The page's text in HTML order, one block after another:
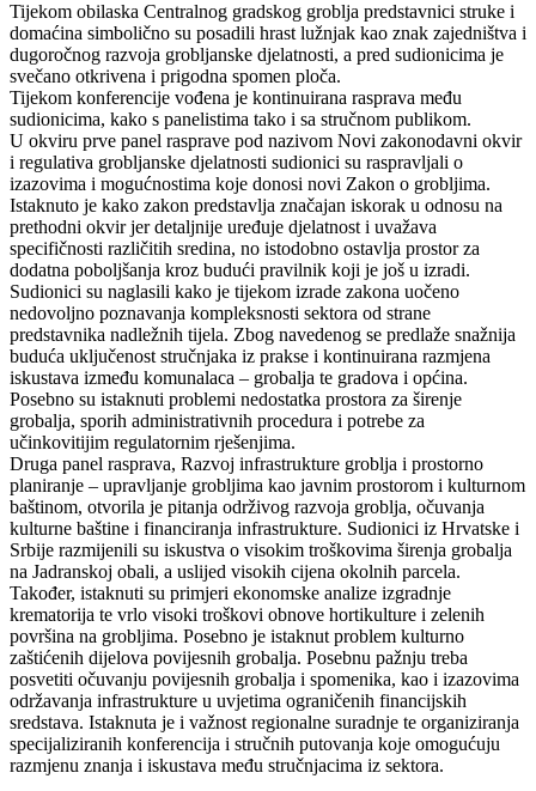
Tijekom obilaska Centralnog gradskog groblja predstavnici struke i
domaćina simbolično su posadili hrast lužnjak kao znak zajedništva i
dugoročnog razvoja grobljanske djelatnosti, a pred sudionicima je
svečano otkrivena i prigodna spomen ploča.
Tijekom konferencije vođena je kontinuirana rasprava među
sudionicima, kako s panelistima tako i sa stručnom publikom.
U okviru prve panel rasprave pod nazivom Novi zakonodavni okvir
i regulativa grobljanske djelatnosti sudionici su raspravljali o
izazovima i mogućnostima koje donosi novi Zakon o grobljima.
Istaknuto je kako zakon predstavlja značajan iskorak u odnosu na
prethodni okvir jer detaljnije uređuje djelatnost i uvažava
specifičnosti različitih sredina, no istodobno ostavlja prostor za
dodatna poboljšanja kroz budući pravilnik koji je još u izradi.
Sudionici su naglasili kako je tijekom izrade zakona uočeno
nedovoljno poznavanja kompleksnosti sektora od strane
predstavnika nadležnih tijela. Zbog navedenog se predlaže snažnija
buduća uključenost stručnjaka iz prakse i kontinuirana razmjena
iskustava između komunalaca – grobalja te gradova i općina.
Posebno su istaknuti problemi nedostatka prostora za širenje
grobalja, sporih administrativnih procedura i potrebe za
učinkovitijim regulatornim rješenjima.
Druga panel rasprava, Razvoj infrastrukture groblja i prostorno
planiranje – upravljanje grobljima kao javnim prostorom i kulturnom
baštinom, otvorila je pitanja održivog razvoja groblja, očuvanja
kulturne baštine i financiranja infrastrukture. Sudionici iz Hrvatske i
Srbije razmijenili su iskustva o visokim troškovima širenja grobalja
na Jadranskoj obali, a uslijed visokih cijena okolnih parcela.
Također, istaknuti su primjeri ekonomske analize izgradnje
krematorija te vrlo visoki troškovi obnove hortikulture i zelenih
površina na grobljima. Posebno je istaknut problem kulturno
zaštićenih dijelova povijesnih grobalja. Posebnu pažnju treba
posvetiti očuvanju povijesnih grobalja i spomenika, kao i izazovima
održavanja infrastrukture u uvjetima ograničenih financijskih
sredstava. Istaknuta je i važnost regionalne suradnje te organiziranja
specijaliziranih konferencija i stručnih putovanja koje omogućuju
razmjenu znanja i iskustava među stručnjacima iz sektora.